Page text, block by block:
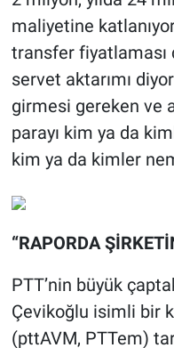
maliyetine
transfer fiyatlaması
servet aktarımı
girmesi gereken ve
parayı kim ya da
kim ya da kimler
“RAPORDA
PTT’nin büyük
Çevikoğlu isimli bir
(pttAVM, PTTem)